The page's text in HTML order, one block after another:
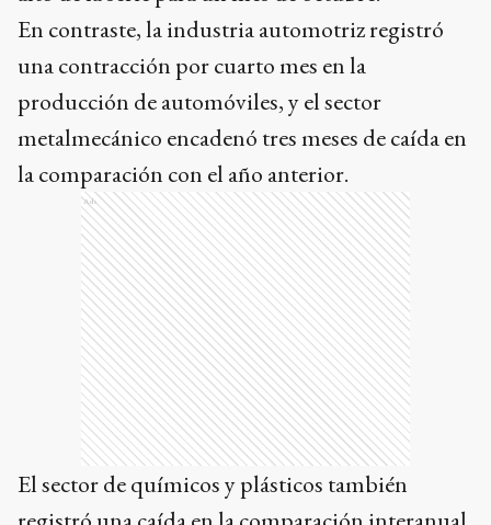
En contraste, la industria automotriz registró
una contracción por cuarto mes en la
producción de automóviles, y el sector
metalmecánico encadenó tres meses de caída en
la comparación con el año anterior.
Ads
El sector de químicos y plásticos también